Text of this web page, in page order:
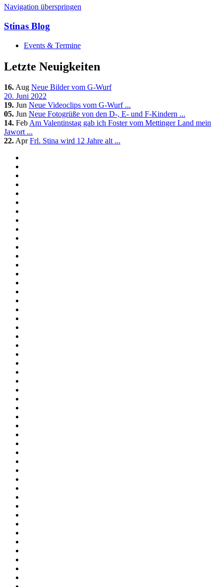
Navigation überspringen
Stinas Blog
Events & Termine
Letzte Neuigkeiten
16.Aug Neue Bilder vom G-Wurf
20. Juni 2022
19. Jun Neue Videoclips vom G-Wurf ...
05. Jun Neue Fotogrüße von den D-, E- und F-Kindern ...
14. FebAm Valentinstag gab ich Foster vom Mettinger Land mein
Jawort ...
22.AprFrl. Stina wird 12 Jahre alt ...